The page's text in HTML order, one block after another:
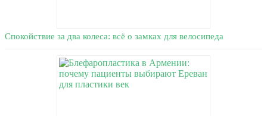
Спокойствие за два колеса: всё о замках для велосипеда